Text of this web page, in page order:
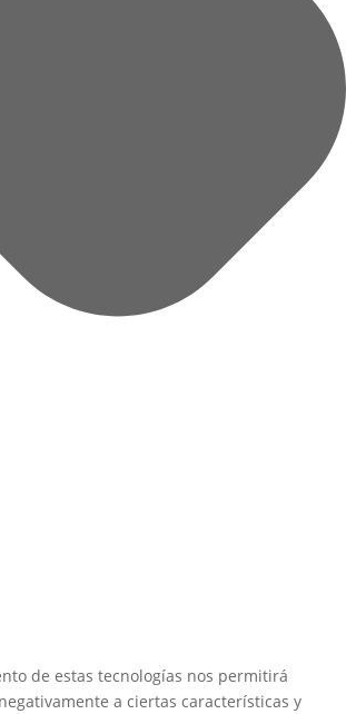
de estas tecnologías nos permitirá
a ciertas características y